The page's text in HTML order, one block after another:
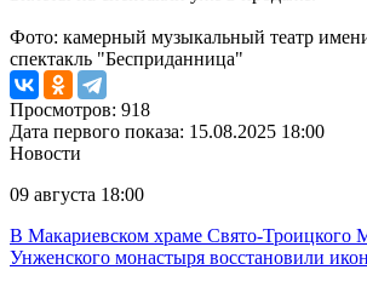
Фото: камерный музыкальный театр
спектакль "Бесприданница"
Просмотров: 918
Дата первого показа: 15.08.2025 18:00
Новости
09 августа 18:00
В Макариевском храме Свято-Троицкого
Унженского монастыря восстановили